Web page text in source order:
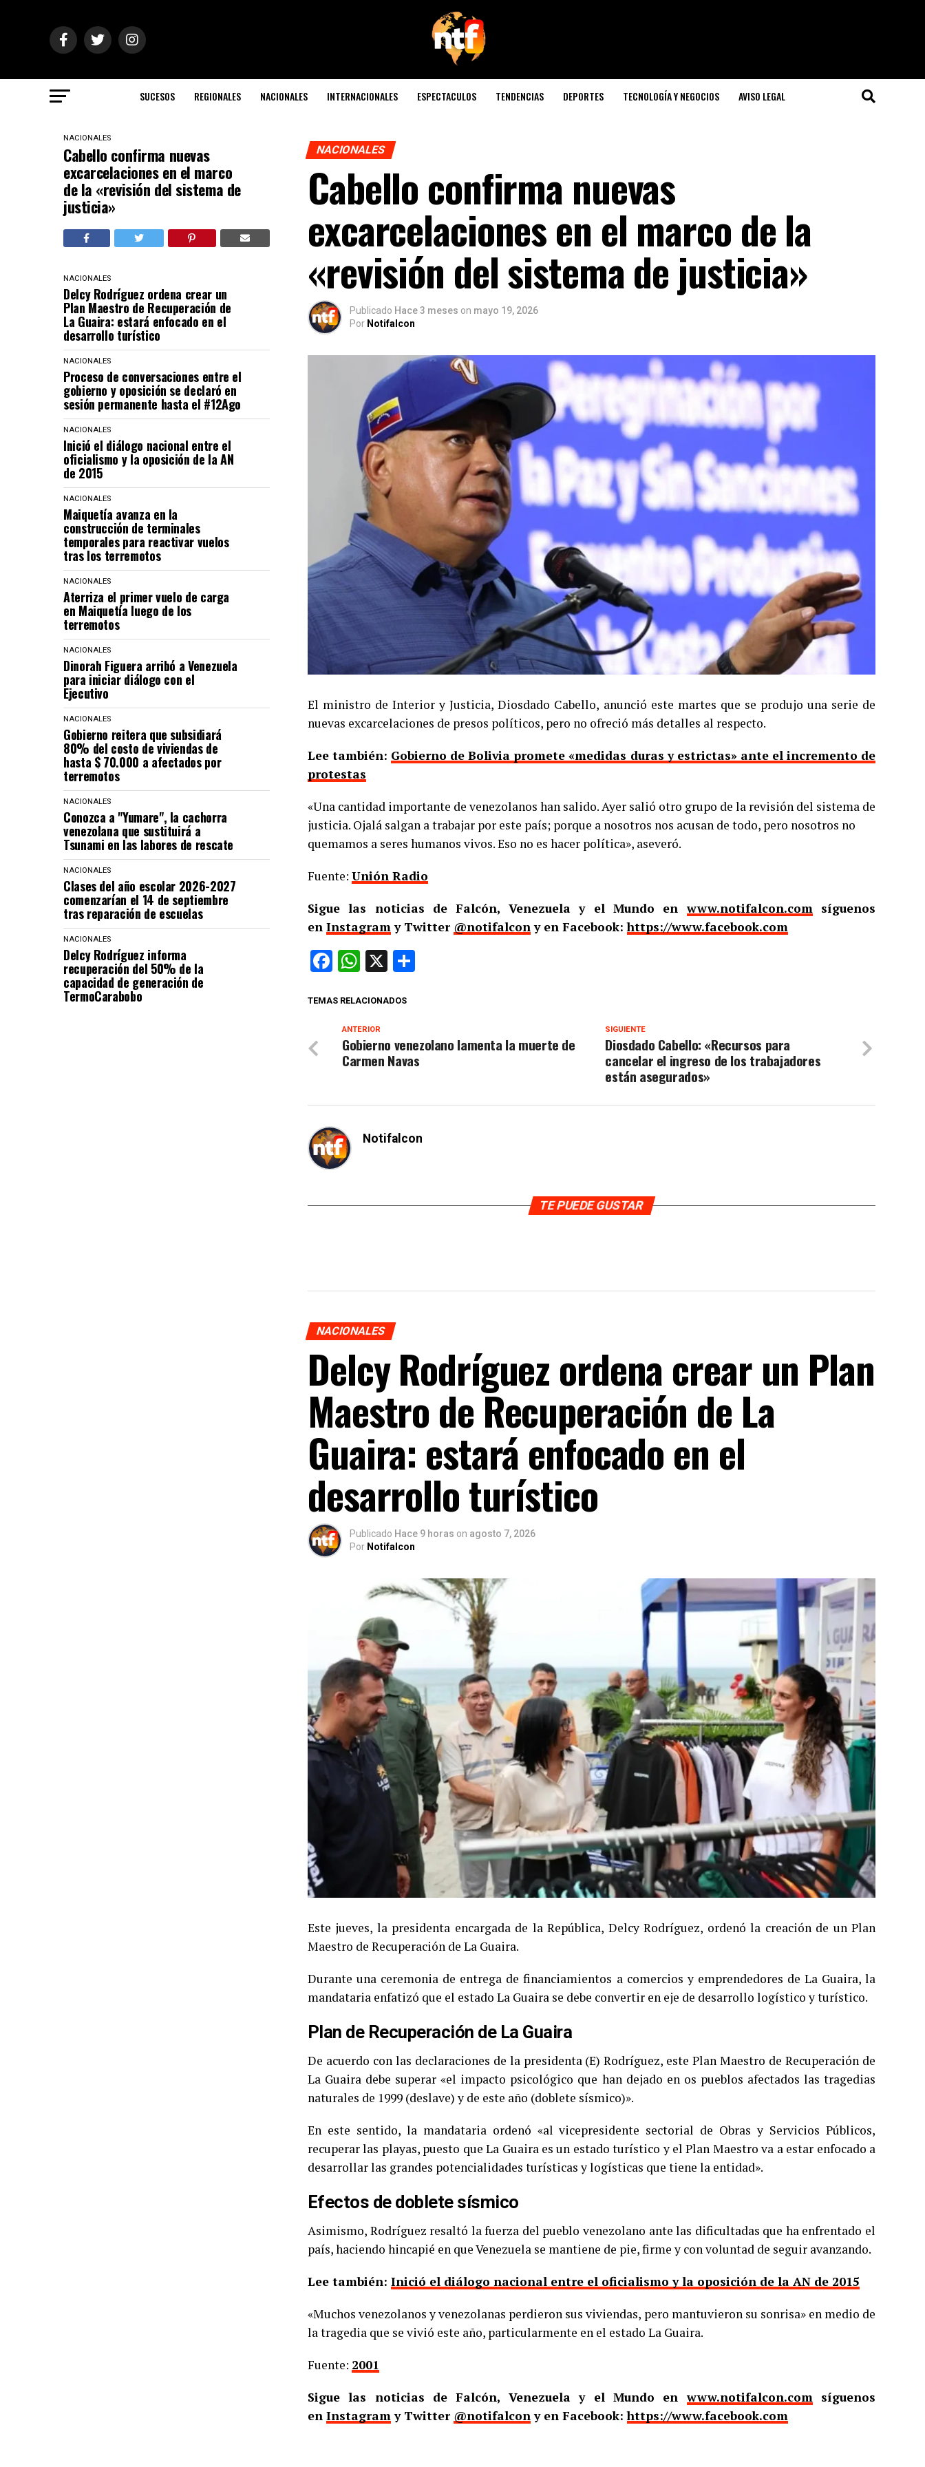
SUCESOS REGIONALES NACIONALES INTERNACIONALES ESPECTACULOS TENDENCIAS DEPORTES TECNOLOGÍA Y NEGOCIOS AVISO LEGAL
NACIONALES
Cabello confirma nuevas
excarcelaciones en el marco
de la «revisión del sistema de
justicia»
NACIONALES
Delcy Rodríguez ordena crear un
Plan Maestro de Recuperación de
La Guaira: estará enfocado en el
desarrollo turístico
NACIONALES
Proceso de conversaciones entre el
gobierno y oposición se declaró en
sesión permanente hasta el #12Ago
NACIONALES
Inició el diálogo nacional entre el
oficialismo y la oposición de la AN
de 2015
NACIONALES
Maiquetía avanza en la
construcción de terminales
temporales para reactivar vuelos
tras los terremotos
NACIONALES
Aterriza el primer vuelo de carga
en Maiquetía luego de los
terremotos
NACIONALES
Dinorah Figuera arribó a Venezuela
para iniciar diálogo con el
Ejecutivo
NACIONALES
Gobierno reitera que subsidiará
80% del costo de viviendas de
hasta $ 70.000 a afectados por
terremotos
NACIONALES
Conozca a "Yumare", la cachorra
venezolana que sustituirá a
Tsunami en las labores de rescate
NACIONALES
Clases del año escolar 2026-2027
comenzarían el 14 de septiembre
tras reparación de escuelas
NACIONALES
Delcy Rodríguez informa
recuperación del 50% de la
capacidad de generación de
TermoCarabobo
NACIONALES
Cabello confirma nuevas
excarcelaciones en el marco de la
«revisión del sistema de justicia»
Publicado Hace 3 meses on mayo 19, 2026
Por Notifalcon
El ministro de Interior y Justicia, Diosdado Cabello, anunció este martes que se produjo una serie de
nuevas excarcelaciones de presos políticos, pero no ofreció más detalles al respecto.
Lee también: Gobierno de Bolivia promete «medidas duras y estrictas» ante el incremento de
protestas
«Una cantidad importante de venezolanos han salido. Ayer salió otro grupo de la revisión del sistema de
justicia. Ojalá salgan a trabajar por este país; porque a nosotros nos acusan de todo, pero nosotros no
quemamos a seres humanos vivos. Eso no es hacer política», aseveró.
Fuente: Unión Radio
Sigue las noticias de Falcón, Venezuela y el Mundo enwww.notifalcon.comsíguenos
en Instagramy Twitter @notifalcony en Facebook:https://www.facebook.com
Facebook
WhatsApp
X
TEMAS RELACIONADOS
SIGUIENTE
Diosdado Cabello: «Recursos para
cancelar el ingreso de los trabajadores
están asegurados»
ANTERIOR
Gobierno venezolano lamenta la muerte de
Carmen Navas
Notifalcon
TE PUEDE GUSTAR
NACIONALES
Delcy Rodríguez ordena crear un Plan
Maestro de Recuperación de La
Guaira: estará enfocado en el
desarrollo turístico
Publicado Hace 9 horas on agosto 7, 2026
Por Notifalcon
Este jueves, la presidenta encargada de la República, Delcy Rodríguez, ordenó la creación de un Plan
Maestro de Recuperación de La Guaira.
Durante una ceremonia de entrega de financiamientos a comercios y emprendedores de La Guaira, la
mandataria enfatizó que el estado La Guaira se debe convertir en eje de desarrollo logístico y turístico.
Plan de Recuperación de La Guaira
De acuerdo con las declaraciones de la presidenta (E) Rodríguez, este Plan Maestro de Recuperación de
La Guaira debe superar «el impacto psicológico que han dejado en os pueblos afectados las tragedias
naturales de 1999 (deslave) y de este año (doblete sísmico)».
En este sentido, la mandataria ordenó «al vicepresidente sectorial de Obras y Servicios Públicos,
recuperar las playas, puesto que La Guaira es un estado turístico y el Plan Maestro va a estar enfocado a
desarrollar las grandes potencialidades turísticas y logísticas que tiene la entidad».
Efectos de doblete sísmico
Asimismo, Rodríguez resaltó la fuerza del pueblo venezolano ante las dificultadas que ha enfrentado el
país, haciendo hincapié en que Venezuela se mantiene de pie, firme y con voluntad de seguir avanzando.
Lee también: Inició el diálogo nacional entre el oficialismo y la oposición de la AN de 2015
«Muchos venezolanos y venezolanas perdieron sus viviendas, pero mantuvieron su sonrisa» en medio de
la tragedia que se vivió este año, particularmente en el estado La Guaira.
Fuente: 2001
Sigue las noticias de Falcón, Venezuela y el Mundo enwww.notifalcon.comsíguenos
en Instagramy Twitter @notifalcony en Facebook:https://www.facebook.com